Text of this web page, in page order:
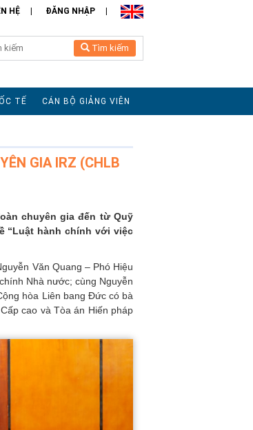
HỆ ĐĂNG NHẬP
Tìm kiếm
TẾ CÁN BỘ GIẢNG VIÊN
GIA IRZ (CHLB
chuyên gia đến từ Quỹ
“Luật hành chính với việc
Văn Quang – Phó Hiệu
Nhà nước; cùng Nguyễn
hòa Liên bang Đức có bà
cao và Tòa án Hiến pháp